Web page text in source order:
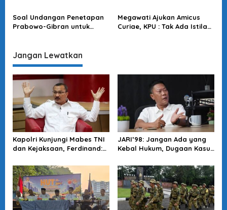
Putusan MK
MK
Soal Undangan Penetapan
Prabowo-Gibran untuk
Megawati Ajukan Amicus
Curiae, KPU : Tak Ada Istilah
Jangan Lewatkan
Kapolri Kunjungi Mabes TNI
dan Kejaksaan, Ferdinand:
Soliditas Antar Lembaga
JARI’98: Jangan Ada yang
Kebal Hukum, Dugaan Kasus
Tuntas